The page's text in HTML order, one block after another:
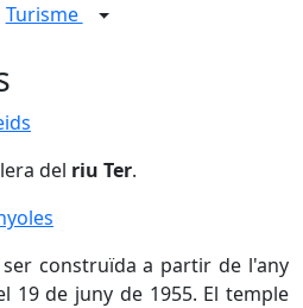
Turisme
del riu Ter.
construïda a partir de l'any
19 de juny de 1955. El temple